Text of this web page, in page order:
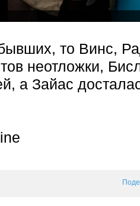
то Винс,
неотложки,
а Зайас